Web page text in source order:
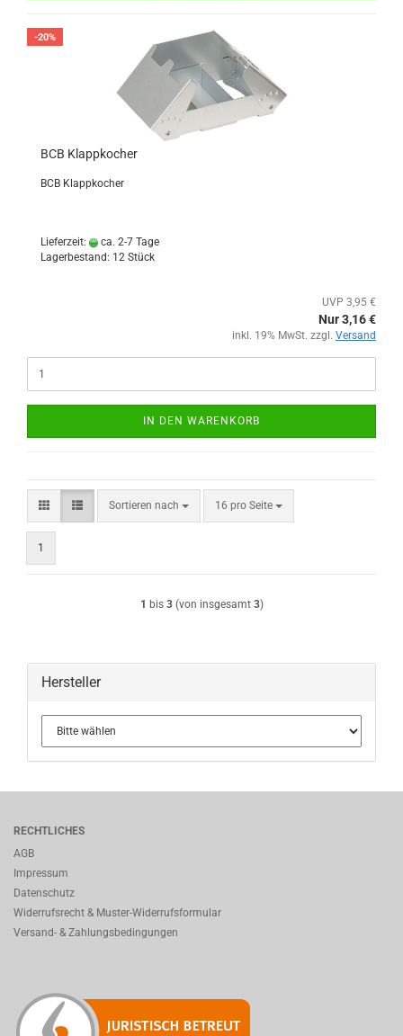
-20%
BCB Klappkocher
BCB Klappkocher
Lieferzeit:
ca. 2-7 Tage
Lagerbestand: 12 Stück
UVP 3,95 €
Nur 3,16 €
inkl. 19% MwSt. zzgl. Versand
IN DEN WARENKORB
Sortieren nach
Sortieren nach 16 pro Seite
pro Seite
1
1 bis 3(von insgesamt 3)
Hersteller
RECHTLICHES
AGB
Impressum
Datenschutz
Widerrufsrecht & Muster-Widerrufsformular
Versand- & Zahlungsbedingungen